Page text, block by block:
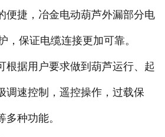
便捷，冶金电动葫芦外漏部分电
，保证电缆连接更加可靠。
据用户要求做到葫芦运行、起
调速控制，遥控操作，过载保
种功能。